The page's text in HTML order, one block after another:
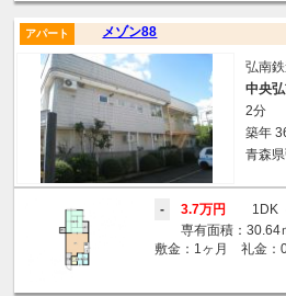
メゾン88
アパート
弘南
中央
2分
築年
青森
- 3.7万円 1DK
専有面積：30.64
敷金：1ヶ月 礼金：